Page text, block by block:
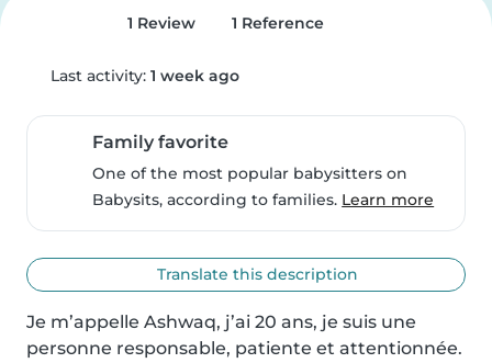
1 Review 1 Reference
Last activity: 1 week ago
Family favorite
One of the most popular babysitters on
Babysits, according to families. Learn more
Translate this description
Je m’appelle Ashwaq, j’ai 20 ans, je suis une
personne responsable, patiente et attentionnée.